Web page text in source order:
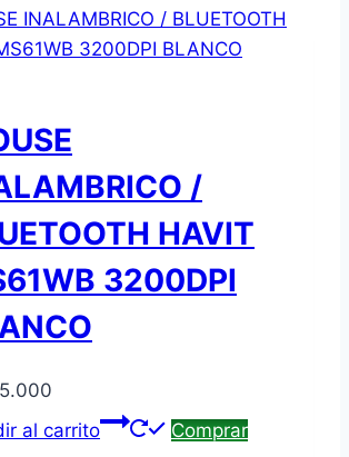
/
HAVIT
3200DPI
al carrito
Comprar